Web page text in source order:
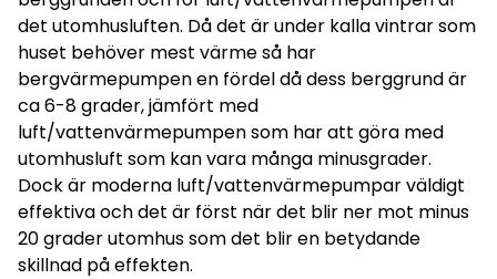
det utomhusluften. Då det är under kalla vintrar som
huset behöver mest värme så har
bergvärmepumpen en fördel då dess berggrund är
ca 6-8 grader, jämfört med
luft/vattenvärmepumpen som har att göra med
utomhusluft som kan vara många minusgrader.
Dock är moderna luft/vattenvärmepumpar väldigt
effektiva och det är först när det blir ner mot minus
20 grader utomhus som det blir en betydande
skillnad på effekten.